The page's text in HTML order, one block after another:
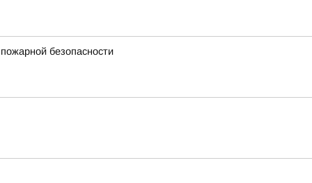
безопасности